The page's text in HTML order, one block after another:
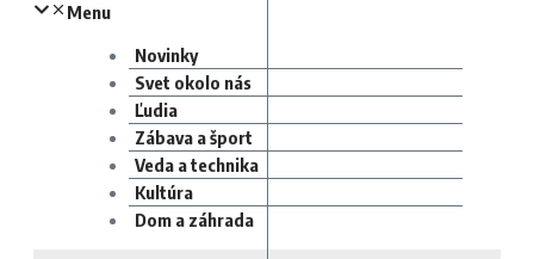
Menu
Novinky
Svet okolo nás
Ľudia
Zábava a šport
Veda a technika
Kultúra
Dom a záhrada